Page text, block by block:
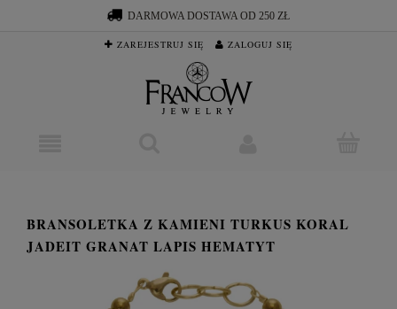
DARMOWA DOSTAWA OD 250 ZŁ
ZAREJESTRUJ SIĘ ZALOGUJ SIĘ
BRANSOLETKA Z KAMIENI TURKUS KORAL
JADEIT GRANAT LAPIS HEMATYT